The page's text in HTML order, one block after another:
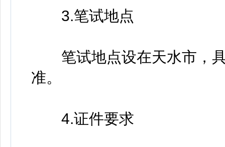
3.笔试地点
笔试地点设在天水市，具
准。
4.证件要求